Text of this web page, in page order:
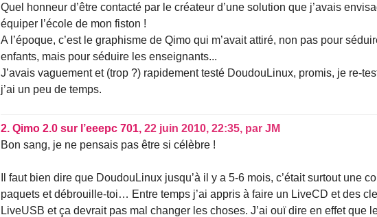
Quel honneur d’être contacté par le créateur d’une solution que j’avais
équiper l’école de mon fiston !
A l’époque, c’est le graphisme de Qimo qui m’avait attiré, non pas pour
enfants, mais pour séduire les enseignants...
J’avais vaguement et (trop ?) rapidement testé DoudouLinux, promis, je re-
j’ai un peu de temps.
2. Qimo 2.0 sur l’eeepc 701, 22 juin 2010, 22:35, par JM
Bon sang, je ne pensais pas être si célèbre !
Il faut bien dire que DoudouLinux jusqu’à il y a 5-6 mois, c’était surtout une
paquets et débrouille-toi… Entre temps j’ai appris à faire un LiveCD et des
LiveUSB et ça devrait pas mal changer les choses. J’ai ouï dire en effet que